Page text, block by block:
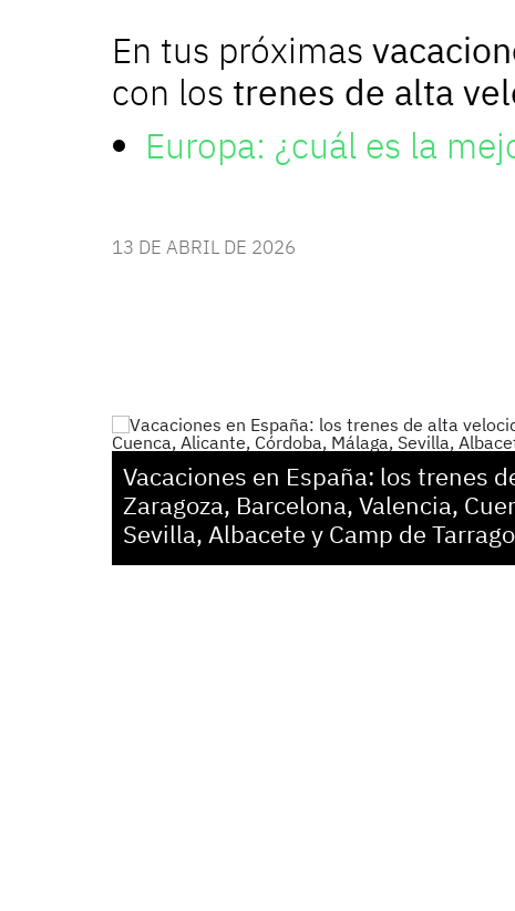
En tus próximas
con los trenes de alta
Europa: ¿cuál es la
13 DE ABRIL DE 2026
Vacaciones en España: los trenes
Zaragoza, Barcelona, Valencia,
Sevilla, Albacete y Camp de